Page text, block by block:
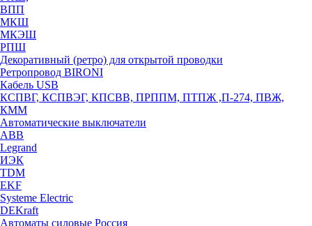
ВПП
МКШ
МКЭШ
РПШ
Декоративный (ретро) для открытой проводки
Ретропровод BIRONI
Кабель USB
КСПВГ, КСПВЭГ, КПСВВ, ПРППМ, ПТПЖ ,П-274, ПВЖ,
КММ
Автоматические выключатели
ABB
Legrand
ИЭК
TDM
EKF
Systeme Electric
DEKraft
Автоматы силовые Россия